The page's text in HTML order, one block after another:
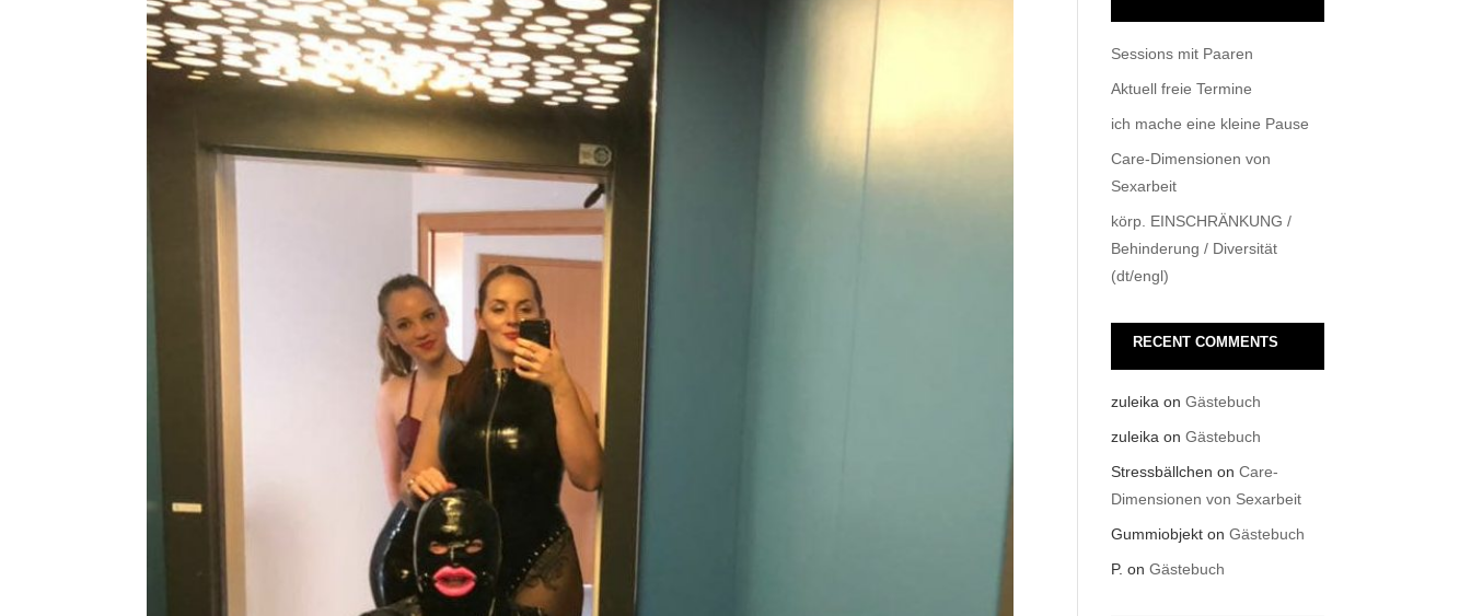
Sessions mit Paaren
Aktuell freie Termine
ich mache eine kleine Pause
Care-Dimensionen von
Sexarbeit
körp. EINSCHRÄNKUNG /
Behinderung / Diversität
(dt/engl)
RECENT COMMENTS
zuleika onGästebuch
zuleika onGästebuch
Stressbällchen onCare-
Dimensionen von Sexarbeit
Gummiobjekt onGästebuch
P. onGästebuch